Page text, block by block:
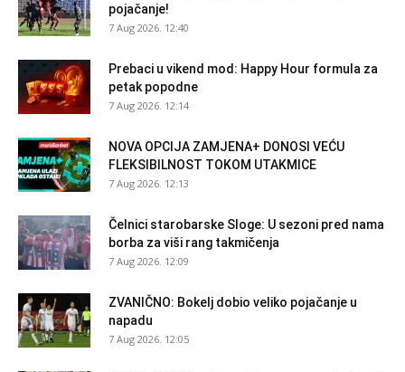
pojačanje!
7 Aug 2026. 12:40
Prebaci u vikend mod: Happy Hour formula za
petak popodne
7 Aug 2026. 12:14
NOVA OPCIJA ZAMJENA+ DONOSI VEĆU
FLEKSIBILNOST TOKOM UTAKMICE
7 Aug 2026. 12:13
Čelnici starobarske Sloge: U sezoni pred nama
borba za viši rang takmičenja
7 Aug 2026. 12:09
ZVANIČNO: Bokelj dobio veliko pojačanje u
napadu
7 Aug 2026. 12:05